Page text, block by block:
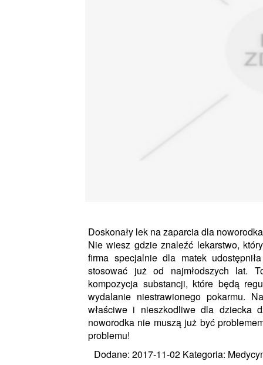
Doskonały lek na zaparcia dla noworodka
Nie wiesz gdzie znaleźć lekarstwo,
firma specjalnie dla matek
stosować już od najmłodszych lat.
kompozycja substancji, które będą
wydalanie niestrawionego pokarmu.
właściwe i nieszkodliwe dla dziecka
noworodka nie muszą już być
problemu!
Dodane: 2017-11-02 Kategoria: